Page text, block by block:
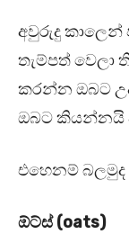
අවුරුදු කාලෙන්
තැම්පත් වෙලා
කරන්න ඔබට
ඔබට කියන්නයි
එහෙනම් බලමුද
ඕට්ස් (oats)